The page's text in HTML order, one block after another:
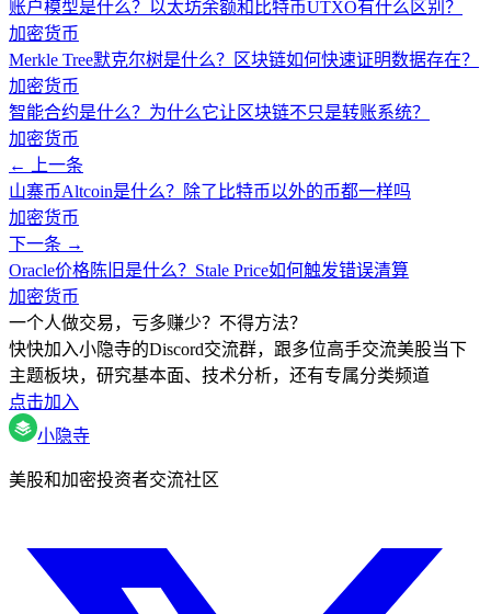
账户模型是什么？以太坊余额和比特币UTXO有什么区别？
加密货币
Merkle Tree默克尔树是什么？区块链如何快速证明数据存在？
加密货币
智能合约是什么？为什么它让区块链不只是转账系统？
加密货币
← 上一条
山寨币Altcoin是什么？除了比特币以外的币都一样吗
加密货币
下一条 →
Oracle价格陈旧是什么？Stale Price如何触发错误清算
加密货币
一个人做交易，亏多赚少？不得方法？
快快加入小隐寺的Discord交流群，跟多位高手交流美股当下
主题板块，研究基本面、技术分析，还有专属分类频道
点击加入
小隐寺
美股和加密投资者交流社区